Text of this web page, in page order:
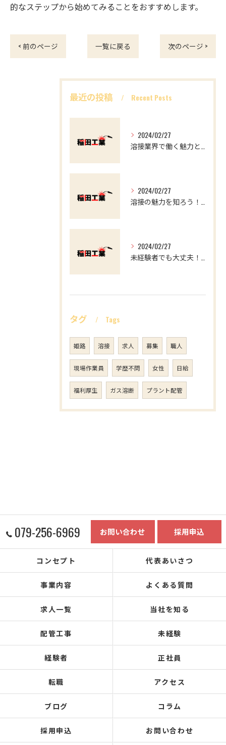
的なステップから始めてみることをおすすめします。
< 前のページ 一覧に戻る 次のページ >
最近の投稿 Recent Posts
2024/02/27
2024/02/27
2024/02/27
タグ Tags
姫路 溶接 求人 募集 職人
現場作業員 学歴不問 女性 日給
福利厚生 ガス溶断 プラント配管
079-256-6969 お問い合わせ 採用申込
コンセプト 代表あいさつ
事業内容 よくある質問
求人一覧 当社を知る
配管工事 未経験
経験者 正社員
転職 アクセス
ブログ コラム
採用申込 お問い合わせ